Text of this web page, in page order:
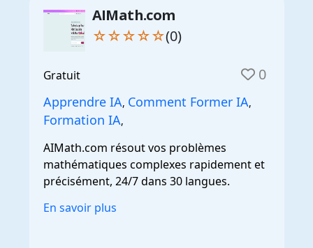
AIMath.com
☆☆☆☆☆(0)
Gratuit 0
Apprendre IA, Comment Former IA,
Formation IA,
AIMath.com résout vos problèmes
mathématiques complexes rapidement et
précisément, 24/7 dans 30 langues.
En savoir plus